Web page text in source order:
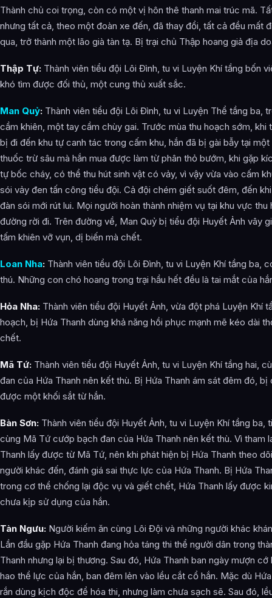
Thành chủ coi trọng, còn có một vị hôn thê thanh mai trúc mã.
nhưng tất cả, theo một đoàn xe đến, đã thay đổi, tất cả đều mất
qua, trở thành một lão già tàn tạ. Bị trại chủ Thập hoang giả địa
Thập Tự: Thành viên tiểu đội Lôi Đình, tu vi Luyện Khí tầng bốn
khó tìm được đối thủ, một cung thủ xuất sắc.
Man Quỷ: Thành viên tiểu đội Lôi Đình, tu vi Luyện Thể tầng ba,
cầm khiên, một tay cầm chùy gai. Trước mùa thu hoạch sớm, khi
bị đi đến khu tự canh tác trong cấm khu, hắn đã bị gài bẫy tại
thuốc trừ sâu mà hắn mua được làm từ phân thỏ bướm, khi gặp
tự bốc cháy, có thể thu hút sinh vật có vảy, vì vậy vừa vào cấm
sói vảy đen tấn công tiểu đội. Cả đội chém giết suốt đêm, đến
đàn sói mới rút lui. Mọi người hoàn thành nhiệm vụ tại khu vực
đường rời đi. Trên đường về, Man Quỷ bị tiểu đội Huyết Ảnh vây
tấm khiên vỡ vụn, dị biến mà chết.
Loan Nha: Thành viên tiểu đội Lôi Đình, tu vi Luyện Khí tầng ba,
thú. Những con chó hoang trong trại hầu hết đều là tai mắt của
Hỏa Nha: Thành viên tiểu đội Huyết Ảnh, vừa đột phá Luyện Khí
hoạch, bị Hứa Thanh dùng khả năng hồi phục mạnh mẽ kéo dài
chết.
Mã Tứ: Thành viên tiểu đội Huyết Ảnh, tu vi Luyện Khí tầng hai,
đan của Hứa Thanh nên kết thù. Bị Hứa Thanh ám sát đêm đó, bị
được một khối sắt từ hắn.
Bàn Sơn: Thành viên tiểu đội Huyết Ảnh, tu vi Luyện Khí tầng ba,
cùng Mã Tứ cướp bạch đan của Hứa Thanh nên kết thù. Vì tham
Thanh lấy được từ Mã Tứ, nên khi phát hiện bị Hứa Thanh theo
người khác đến, đánh giá sai thực lực của Hứa Thanh. Bị Hứa
trong cơ thể chống lại độc vụ và giết chết, Hứa Thanh lấy được
chưa kịp sử dụng của hắn.
Tàn Ngưu: Người kiếm ăn cùng Lôi Đội và những người khác
Lần đầu gặp Hứa Thanh đang hỏa táng thi thể người dân trong
Thanh nhưng lại bị thương. Sau đó, Hứa Thanh ban ngày mượn
hao thể lực của hắn, ban đêm lẻn vào lều cắt cổ hắn. Mặc dù
rắn dùng kịch độc để hóa thi, nhưng làm chưa sạch sẽ. Sau đó,